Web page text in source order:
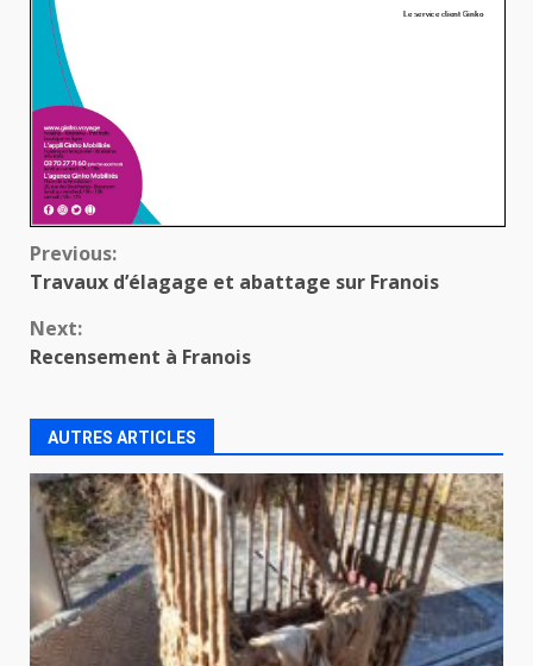
Continue
Previous:
Travaux d’élagage et abattage sur Franois
Next:
Recensement à Franois
AUTRES ARTICLES